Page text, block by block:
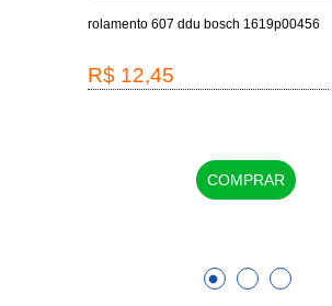
rolamento 607 ddu bosch 1619p00456
R$ 12,45
COMPRAR